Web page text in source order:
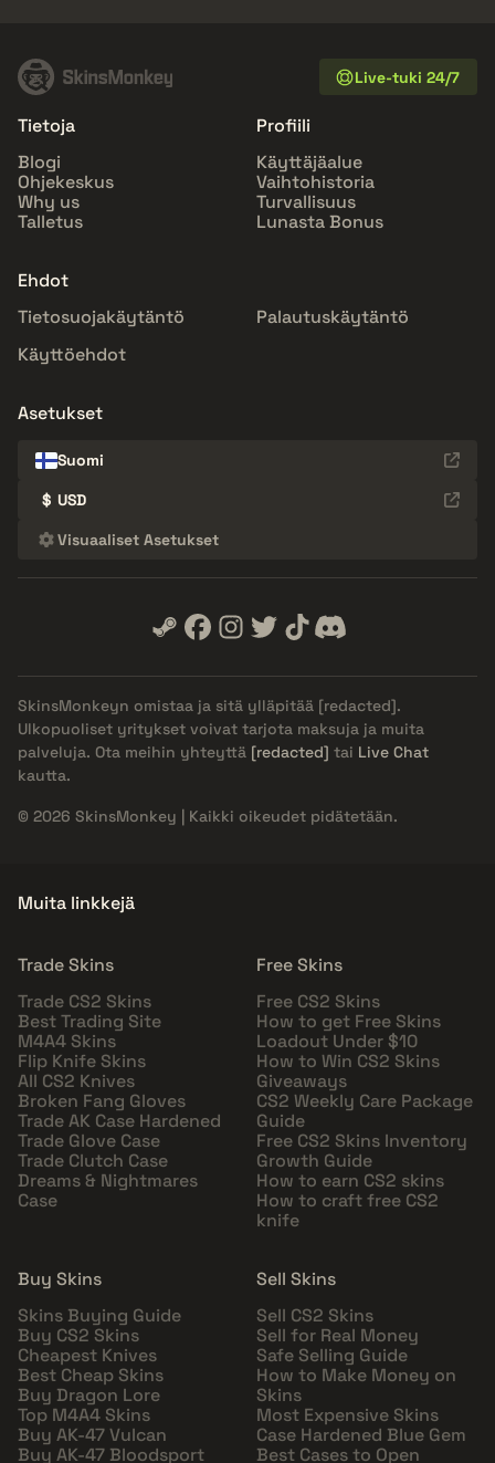
Live-tuki 24/7
Tietoja
Blogi
Ohjekeskus
Why us
Talletus
Profiili
Käyttäjäalue
Vaihtohistoria
Turvallisuus
Lunasta Bonus
Ehdot
Tietosuojakäytäntö
Palautuskäytäntö
Käyttöehdot
Asetukset
Suomi
$ USD
Visuaaliset Asetukset
SkinsMonkeyn omistaa ja sitä ylläpitää [redacted].
Ulkopuoliset yritykset voivat tarjota maksuja ja muita
palveluja. Ota meihin yhteyttä [redacted] tai Live Chat
kautta.
© 2026 SkinsMonkey | Kaikki oikeudet pidätetään.
Muita linkkejä
Trade Skins
Trade CS2 Skins
Best Trading Site
M4A4 Skins
Flip Knife Skins
All CS2 Knives
Broken Fang Gloves
Trade AK Case Hardened
Trade Glove Case
Trade Clutch Case
Dreams & Nightmares
Case
Free Skins
Free CS2 Skins
How to get Free Skins
Loadout Under $10
How to Win CS2 Skins
Giveaways
CS2 Weekly Care Package
Guide
Free CS2 Skins Inventory
Growth Guide
How to earn CS2 skins
How to craft free CS2
knife
Buy Skins
Skins Buying Guide
Buy CS2 Skins
Cheapest Knives
Best Cheap Skins
Buy Dragon Lore
Top M4A4 Skins
Buy AK-47 Vulcan
Buy AK-47 Bloodsport
Sell Skins
Sell CS2 Skins
Sell for Real Money
Safe Selling Guide
How to Make Money on
Skins
Most Expensive Skins
Case Hardened Blue Gem
Best Cases to Open